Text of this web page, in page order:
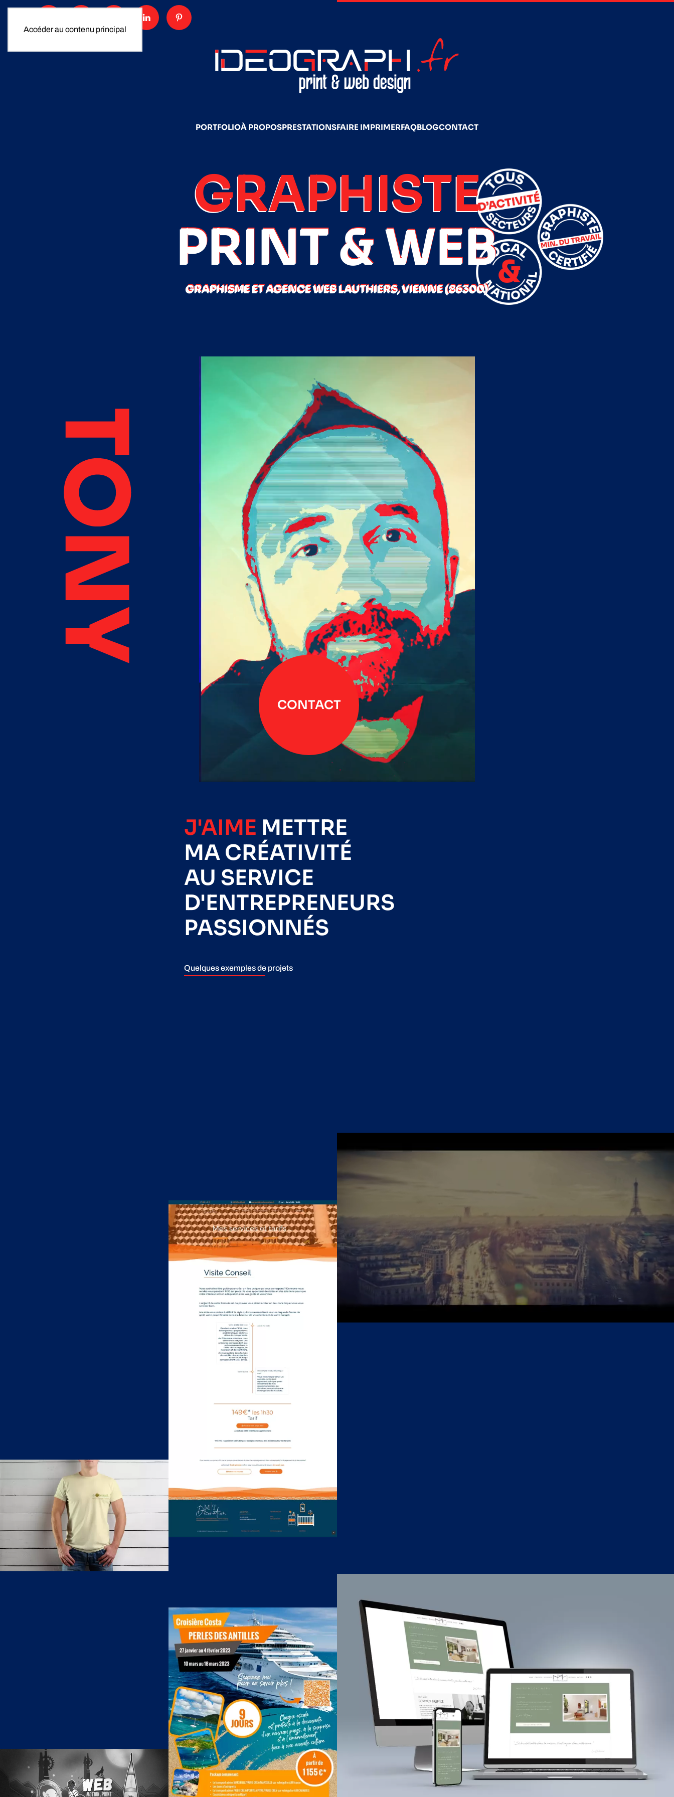
Accéder au contenu principal
PORTFOLIOÀ PROPOSPRESTATIONSFAIRE IMPRIMERFAQBLOGCONTACT
GRAPHISTE
PRINT & WEB
GRAPHISME ET AGENCE WEB LAUTHIERS, VIENNE (86300)
CONTACT
J'AIME METTRE
MA CRÉATIVITÉ
AU SERVICE
D'ENTREPRENEURS
PASSIONNÉS
Quelques exemples de projets